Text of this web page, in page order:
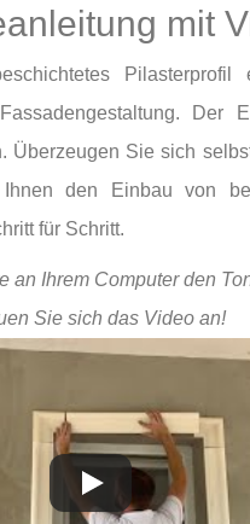
mit
Pilasterprofil
Der
Überzeugen Sie sich
den Einbau von
für Schritt.
an Ihrem Computer den
Sie sich das Video an!